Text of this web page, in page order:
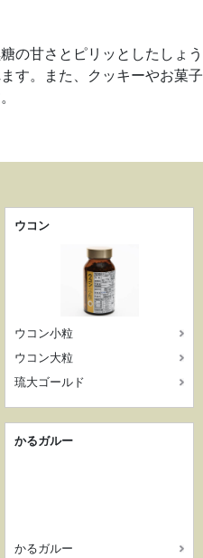
の甘さとピリッとしたしょう
す。また、クッキーやお菓子
ウコン
ウコン小粒
ウコン大粒
琉大ゴールド
かるガルー
かるガルー